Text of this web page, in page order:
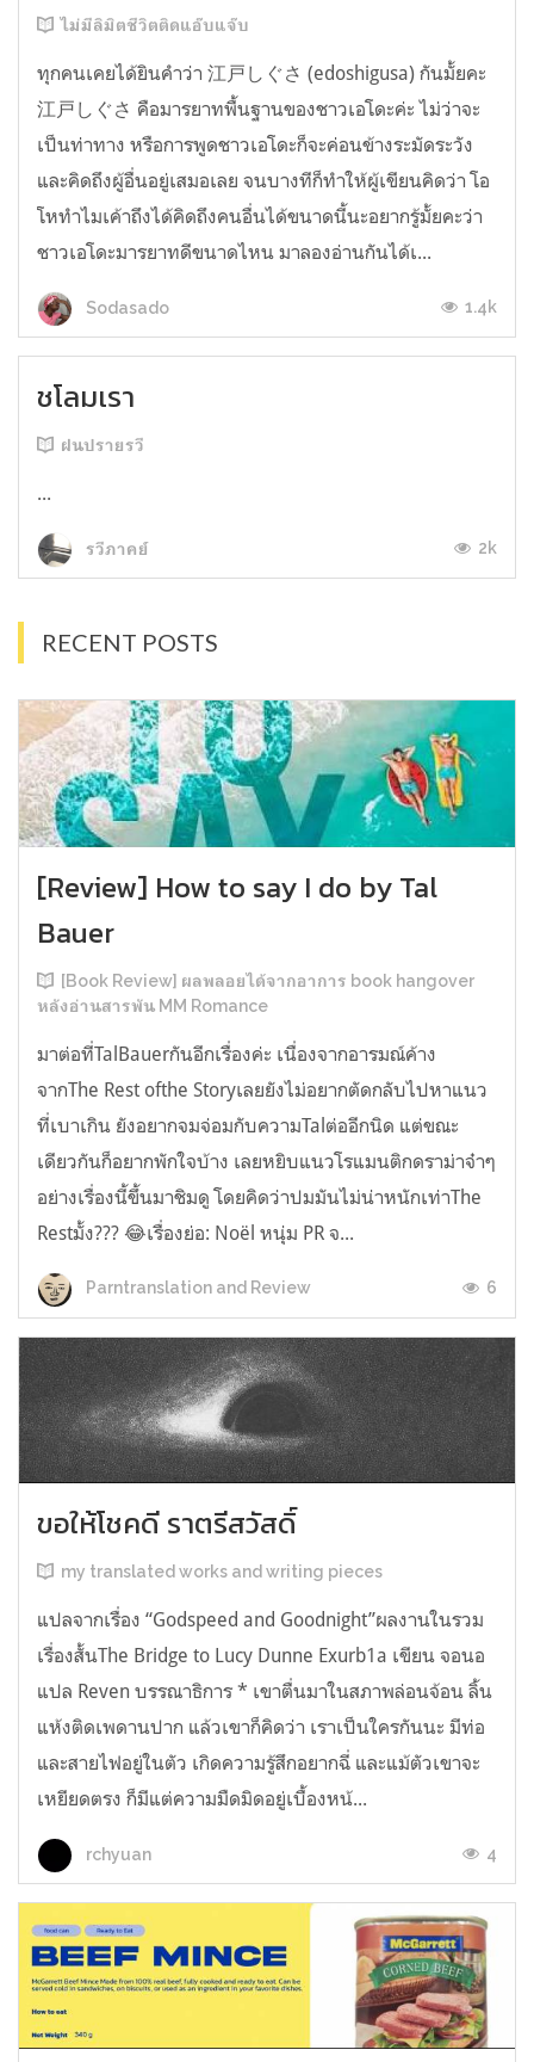
ไม่มีลิมิตชีวิตติดแอ๊บแจ๊บ
ทุกคนเคยได้ยินคำว่า 江戸しぐさ (edoshigusa) กันมั้ยคะ
江戸しぐさ คือมารยาทพื้นฐานของชาวเอโดะค่ะ ไม่ว่าจะ
เป็นท่าทาง หรือการพูดชาวเอโดะก็จะค่อนข้างระมัดระวัง
และคิดถึงผู้อื่นอยู่เสมอเลย จนบางทีก็ทำให้ผู้เขียนคิดว่า โอ
โหทำไมเค้าถึงได้คิดถึงคนอื่นได้ขนาดนี้นะอยากรู้มั้ยคะว่า
ชาวเอโดะมารยาทดีขนาดไหน มาลองอ่านกันได้เ...
Sodasado 1.4k
ชโลมเรา
ฝนปรายรวี
...
รวีภาคย์ 2k
RECENT POSTS
[Review] How to say I do by Tal
Bauer
[Book Review] ผลพลอยได้จากอาการ book hangover
หลังอ่านสารพัน MM Romance
มาต่อที่TalBauerกันอีกเรื่องค่ะ เนื่องจากอารมณ์ค้าง
จากThe Rest ofthe Storyเลยยังไม่อยากตัดกลับไปหาแนว
ที่เบาเกิน ยังอยากจมจ่อมกับความTalต่ออีกนิด แต่ขณะ
เดียวกันก็อยากพักใจบ้าง เลยหยิบแนวโรแมนติกดราม่าจ๋าๆ
อย่างเรื่องนี้ขึ้นมาชิมดู โดยคิดว่าปมมันไม่น่าหนักเท่าThe
Restมั้ง??? 😂เรื่องย่อ: Noël หนุ่ม PR จ...
Parntranslation and Review 6
ขอให้โชคดี ราตรีสวัสดิ์
my translated works and writing pieces
แปลจากเรื่อง “Godspeed and Goodnight”ผลงานในรวม
เรื่องสั้นThe Bridge to Lucy Dunne Exurb1a เขียน จอนอ
แปล Reven บรรณาธิการ * เขาตื่นมาในสภาพล่อนจ้อน ลิ้น
แห้งติดเพดานปาก แล้วเขาก็คิดว่า เราเป็นใครกันนะ มีท่อ
และสายไฟอยู่ในตัว เกิดความรู้สึกอยากฉี่ และแม้ตัวเขาจะ
เหยียดตรง ก็มีแต่ความมืดมิดอยู่เบื้องหน้...
rchyuan 4